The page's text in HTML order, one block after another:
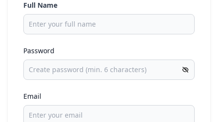
Full Name
Password
Email